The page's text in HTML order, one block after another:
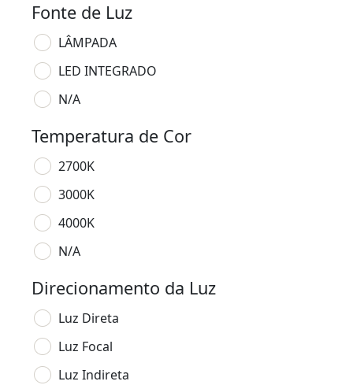
Fonte de Luz
LÂMPADA
LED INTEGRADO
N/A
Temperatura de Cor
2700K
3000K
4000K
N/A
Direcionamento da Luz
Luz Direta
Luz Focal
Luz Indireta